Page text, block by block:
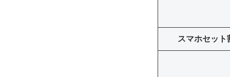
スマホセット